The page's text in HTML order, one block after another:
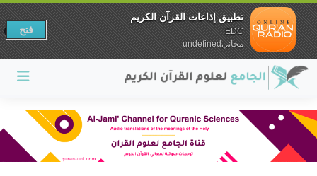
تطبيق إذاعات القرآن الكريم
EDC
مجانيundefined
فتح